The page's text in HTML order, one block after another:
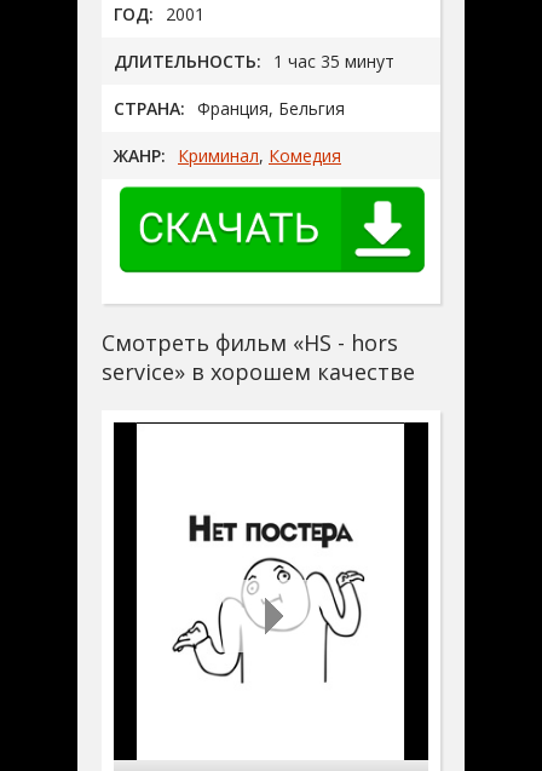
ГОД: 2001
ДЛИТЕЛЬНОСТЬ: 1 час 35 минут
СТРАНА: Франция, Бельгия
ЖАНР: Криминал, Комедия
Смотреть фильм «HS - hors
service» в хорошем качестве